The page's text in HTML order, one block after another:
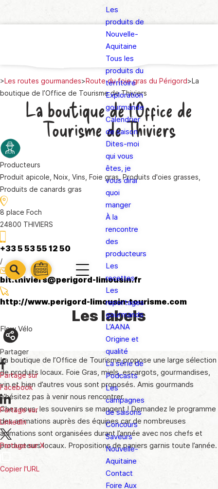
1
barre
barre
Les
produits de
Nouvelle-
Aquitaine
Tous les
produits du
territoire
Exploration
gourmande
Calendrier
de saison
Dites-moi
qui vous
êtes, je
vous dirai
quoi
manger
À la
rencontre
des
producteurs
Les
recettes
Les
reportages
gourmands
L’AANA
Origine et
qualité
La série de
Podcasts
Les
campagnes
de saisons
Concours
Saveurs
Nouvelle-
Aquitaine
Contact
Foire Aux
>Les routes gourmandes>Route du foie gras du Périgord>La
boutique de l’Office de Tourisme de Thiviers
La boutique de l’Office de
Tourisme de Thiviers
Producteurs
Produit apicole, Noix, Vins, Foie gras, Produits d'oies grasses,
Produits de canards gras
8 place Foch
24800 THIVIERS
+33 5 53 55 12 50
/
bit.thiviers@perigord-limousin.fr
http://www.perigord-limousin-tourisme.com
Les labels
Flow Vélo
La boutique de l’Office de Tourisme propose une large sélection
de produits locaux. Foie Gras, miels, escargots, gourmandises,
vin et bien d’autres vous sont proposés. Amis gourmands
n’hésitez pas à venir nous rencontrer.
Chez nous, les souvenirs se mangent ! Demandez le programme
des animations auprès des équipes car de nombreuses
animations sont organisées durant l’année avec nos chefs et
producteurs locaux. Propositions de paniers garnis toute l’année.
Partager
Partage sur
Facebook
Partage sur
LinkedIn
Partage sur X
Copier l'URL